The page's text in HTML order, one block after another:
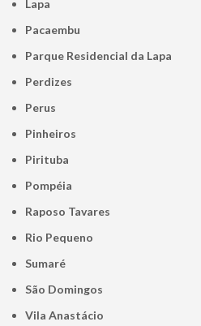
Lapa
Pacaembu
Parque Residencial da Lapa
Perdizes
Perus
Pinheiros
Pirituba
Pompéia
Raposo Tavares
Rio Pequeno
Sumaré
São Domingos
Vila Anastácio